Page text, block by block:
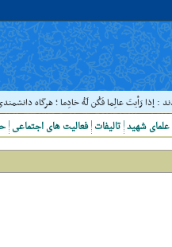
رَأيتَ عالِما فَکُن لَهُ خادِما ؛ هرگاه دانشمندى
فعالیت های اجتماعی تالیفات علمای شهید